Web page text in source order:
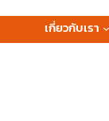
เกี่ยวกับเรา